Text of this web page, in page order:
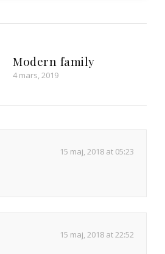
Modern family
4 mars, 2019
15 maj, 2018 at 05:23
15 maj, 2018 at 22:52